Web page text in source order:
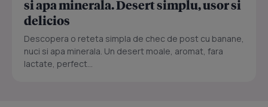
si apa minerala. Desert simplu, usor si
delicios
Descopera o reteta simpla de chec de post cu banane,
nuci si apa minerala. Un desert moale, aromat, fara
lactate, perfect...